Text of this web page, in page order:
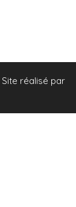
Site réalisé par